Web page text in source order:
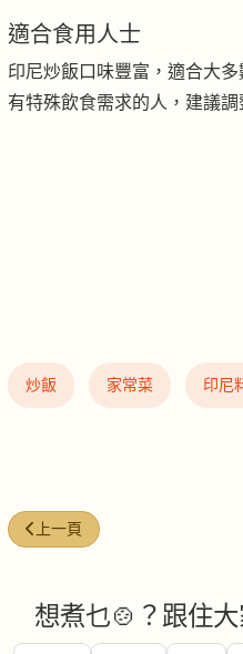
適合食用人士
印尼炒飯口味豐富，適合大
有特殊飲食需求的人，建議調
炒飯 家常菜 印尼
上一篇文章: 臘味糯米飯（電飯
上一頁
想煮乜🍲？跟住